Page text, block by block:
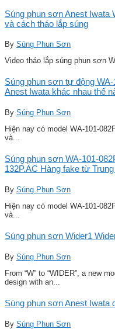
Súng phun sơn Anest Iwata
và cách tháo lắp súng
By Súng Phun Sơn
Video tháo lắp súng phun sơn
Súng phun sơn tự động
Anest Iwata khác nhau thế
By Súng Phun Sơn
Hiện nay có model WA-101-
và...
Súng phun sơn WA-101-
132P.AC Hàng fake từ
By Súng Phun Sơn
Hiện nay có model WA-101-
và...
Súng phun sơn Wider1
By Súng Phun Sơn
From “W” to “WIDER”, a new
design with an...
Súng phun sơn Anest Iwata
By Súng Phun Sơn